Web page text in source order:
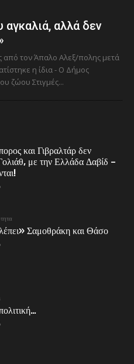
αλλά δεν
από τον Άπαλο Αλεξ/πολης μετά
η ίδια - Ο Δήμος
ζώου Στιγμές...
και Γιβραλτάρ δεν
με την Ελλάδα Δαβίδ –
Σαμοθράκη και Θάσο